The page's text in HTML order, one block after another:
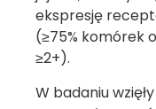
ekspresję
(≥75% komórek
≥2+).
W badaniu